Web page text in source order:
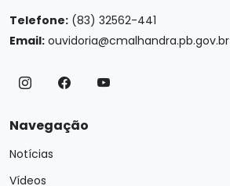
Telefone: (83) 32562-441
Email: ouvidoria@cmalhandra.pb.gov.br
Navegação
Notícias
Vídeos